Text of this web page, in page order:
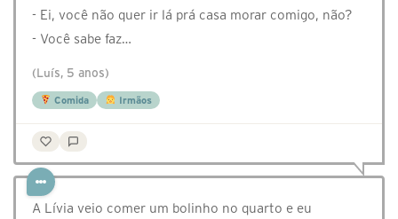
- Ei, você não quer ir lá prá casa morar comigo, não?
- Você sabe faz…
(Luís, 5 anos)
Comida Irmãos
A Lívia veio comer um bolinho no quarto e eu